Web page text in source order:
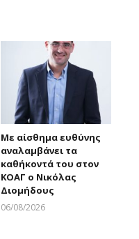
Με αίσθημα ευθύνης
αναλαμβάνει τα
καθήκοντά του στον
ΚΟΑΓ ο Νικόλας
Διομήδους
06/08/2026